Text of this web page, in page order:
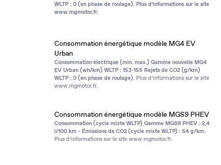
WLTP : 0 (en phase de roulage). Plus d’informations sur le site
www.mgmotor.fr.
Consommation énergétique modèle MG4 EV
Urban
Consommation électrique (min. max.) Gamme nouvelle MG4
EV Urban (wh/km) WLTP : 153‑155 Rejets de CO2 (g/km)
WLTP : 0 (en phase de roulage). Plus d’informations sur le site
www.mgmotor.fr.
Consommation énergétique modèle MGS9 PHEV
Consommation (cycle mixte WLTP) Gamme MGS9 PHEV : 2,4
l/100 km - Émissions de CO2 (cycle mixte WLTP) : 54 g/km.
Plus d’informations sur le site www.mgmotor.fr.